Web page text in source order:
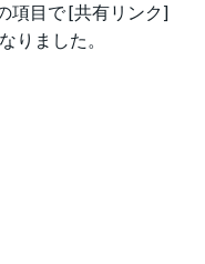
項目で [共有リンク]
りました。